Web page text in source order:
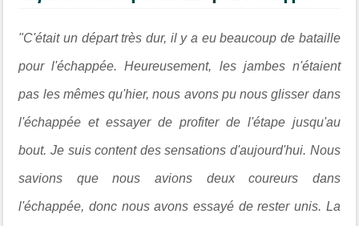
"C'était un départ très dur, il y a eu beaucoup de bataille
pour l'échappée. Heureusement, les jambes n'étaient
pas les mêmes qu'hier, nous avons pu nous glisser dans
l'échappée et essayer de profiter de l'étape jusqu'au
bout. Je suis content des sensations d'aujourd'hui. Nous
savions que nous avions deux coureurs dans
l'échappée, donc nous avons essayé de rester unis. La